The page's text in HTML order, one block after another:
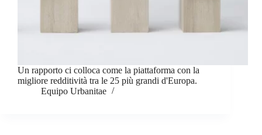
Un rapporto ci colloca come la piattaforma con la
migliore redditività tra le 25 più grandi d'Europa.
Equipo Urbanitae